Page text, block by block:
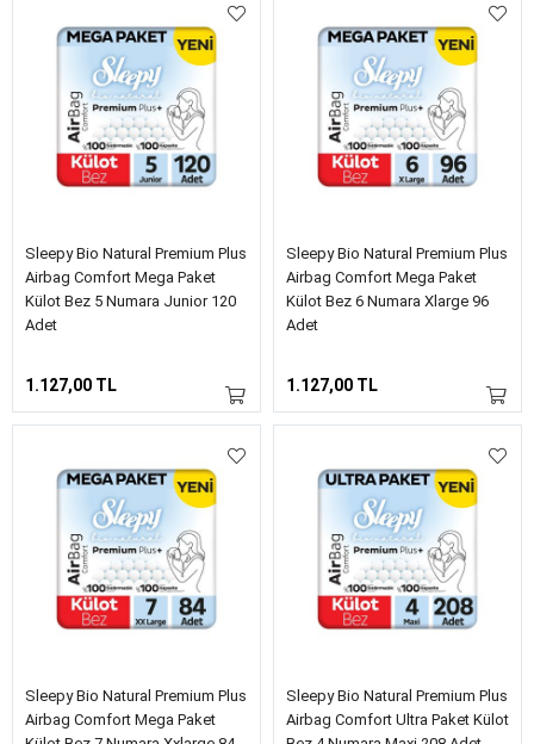
Sleepy Bio Natural Premium Plus
Airbag Comfort Mega Paket
Külot Bez 5 Numara Junior 120
Adet
1.127,00 TL
Sleepy Bio Natural Premium Plus
Airbag Comfort Mega Paket
Külot Bez 6 Numara Xlarge 96
Adet
1.127,00 TL
Sleepy Bio Natural Premium Plus
Airbag Comfort Mega Paket
Sleepy Bio Natural Premium Plus
Airbag Comfort Ultra Paket Külot